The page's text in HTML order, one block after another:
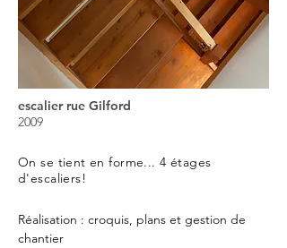
escalier rue Gilford
2009
On se tient en forme... 4 étages
d'escaliers!
Réalisation : croquis, plans et gestion de
chantier